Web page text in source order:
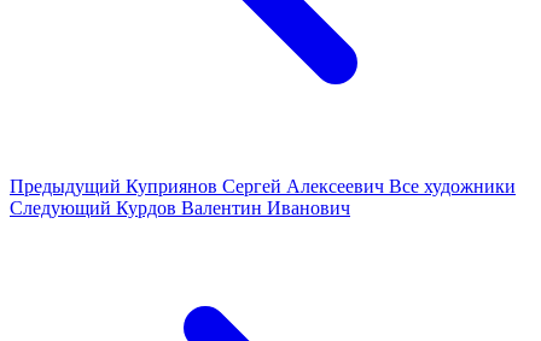
Предыдущий Куприянов Сергей Алексеевич Все художники
Следующий Курдов Валентин Иванович